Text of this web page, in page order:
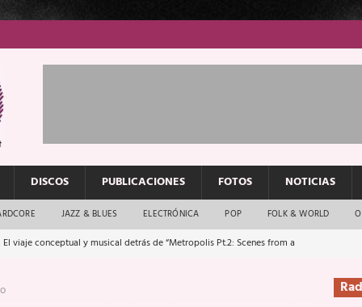
DISCOS PUBLICACIONES FOTOS NOTICIAS
JAZZ & BLUES ELECTRÓNICA POP FOLK & WORLD
El viaje conceptual y musical detrás de “Metropolis Pt.2: Scenes from a
El rock urbano sigue en buenas manos